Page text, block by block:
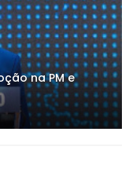
na PM e